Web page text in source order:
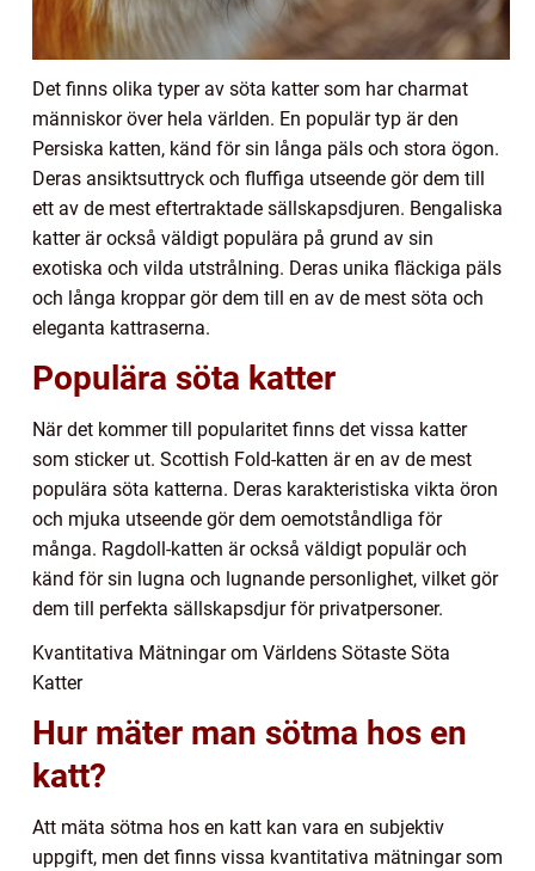
Det finns olika typer av söta katter som har charmat
människor över hela världen. En populär typ är den
Persiska katten, känd för sin långa päls och stora ögon.
Deras ansiktsuttryck och fluffiga utseende gör dem till
ett av de mest eftertraktade sällskapsdjuren. Bengaliska
katter är också väldigt populära på grund av sin
exotiska och vilda utstrålning. Deras unika fläckiga päls
och långa kroppar gör dem till en av de mest söta och
eleganta kattraserna.
Populära söta katter
När det kommer till popularitet finns det vissa katter
som sticker ut. Scottish Fold-katten är en av de mest
populära söta katterna. Deras karakteristiska vikta öron
och mjuka utseende gör dem oemotståndliga för
många. Ragdoll-katten är också väldigt populär och
känd för sin lugna och lugnande personlighet, vilket gör
dem till perfekta sällskapsdjur för privatpersoner.
Kvantitativa Mätningar om Världens Sötaste Söta
Katter
Hur mäter man sötma hos en
katt?
Att mäta sötma hos en katt kan vara en subjektiv
uppgift, men det finns vissa kvantitativa mätningar som